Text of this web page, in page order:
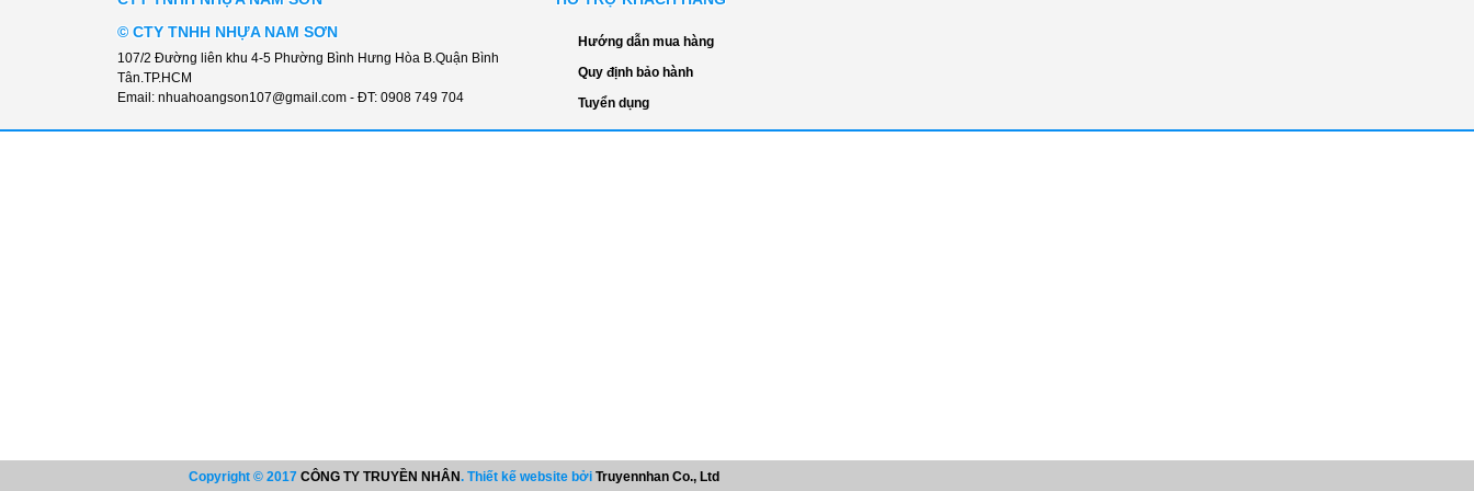
© CTY TNHH NHỰA NAM SƠN
107/2 Đường liên khu 4-5 Phường Bình Hưng Hòa B.Quận Bình
Tân.TP.HCM
Email: nhuahoangson107@gmail.com - ĐT: 0908 749 704
Hướng dẫn mua hàng
Quy định bảo hành
Tuyển dụng
Copyright © 2017 CÔNG TY TRUYỀN NHÂN. Thiết kế website bởi Truyennhan Co., Ltd